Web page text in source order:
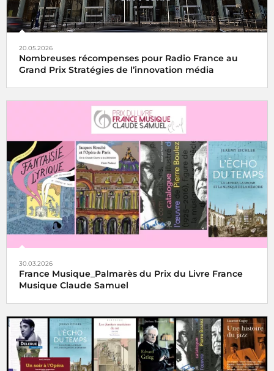
20.05.2026
Nombreuses récompenses pour Radio France au
Grand Prix Stratégies de l’innovation média
30.03.2026
France Musique_Palmarès du Prix du Livre France
Musique Claude Samuel